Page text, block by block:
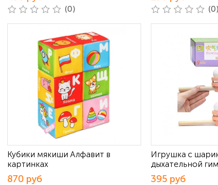
(0)
Кубики мякиши Алфавит в
картинках
870 руб
Игрушка с
дыхательной
395 руб